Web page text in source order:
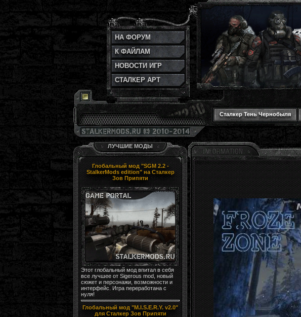
НА ФОРУМ
К ФАЙЛАМ
НОВОСТИ ИГР
СТАЛКЕР АРТ
Сталкер Тень Чернобыля
ЛУЧШИЕ МОДЫ
Глобальный мод "SGM 2.2 -
StalkerMods edition" на Сталкер
Зов Припяти
Этот глобальный мод впитал в себя
все лучшее от Sigerous mod, новый
сюжет и персонажи, возможности и
интерфейс. Игра переработана с
нуля!
Глобальный мод "M.I.S.E.R.Y. v2.0"
для Сталкер Зов Припяти